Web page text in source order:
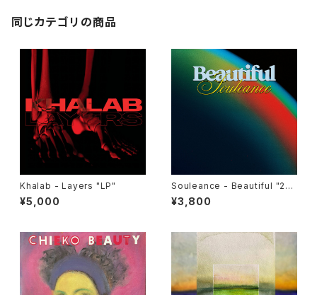
同じカテゴリの商品
Khalab - Layers "LP"
¥5,000
Souleance - Beautiful "2L
P"
¥3,800